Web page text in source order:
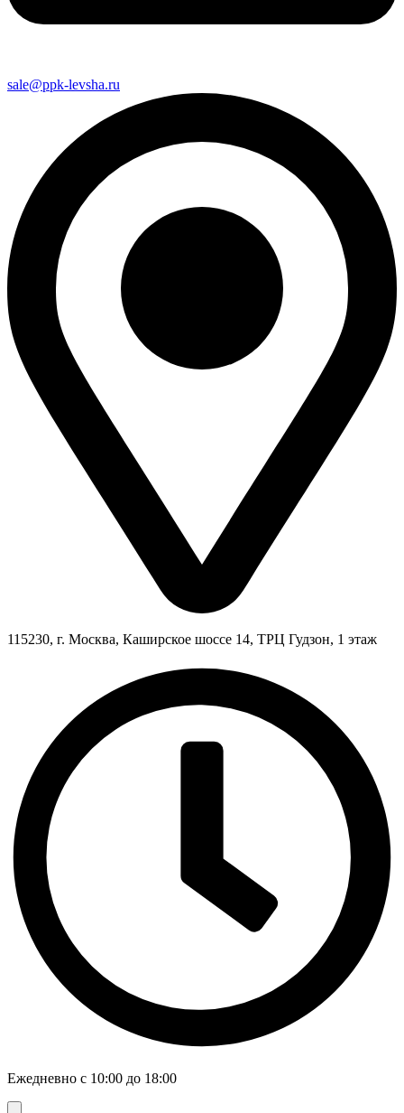
sale@ppk-levsha.ru
115230, г. Москва, Каширское шоссе 14, ТРЦ Гудзон, 1 этаж
Ежедневно с 10:00 до 18:00